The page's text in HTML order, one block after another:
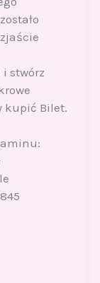
stwórz
kupić Bilet.